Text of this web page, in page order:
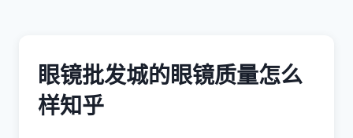
眼镜批发城的眼镜质量怎么
样知乎